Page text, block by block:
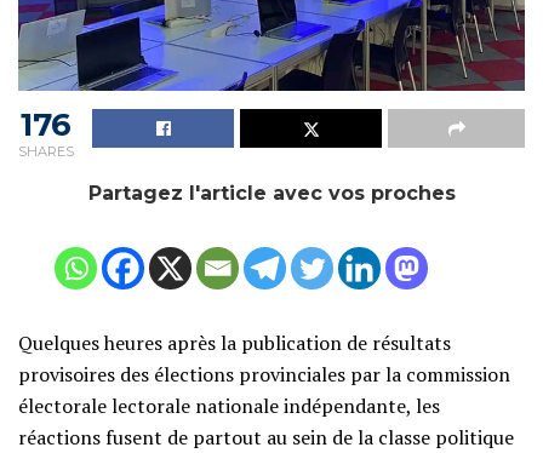
176
SHARES
Partagez l'article avec vos proches
Quelques heures après la publication de résultats
provisoires des élections provinciales par la commission
électorale lectorale nationale indépendante, les
réactions fusent de partout au sein de la classe politique